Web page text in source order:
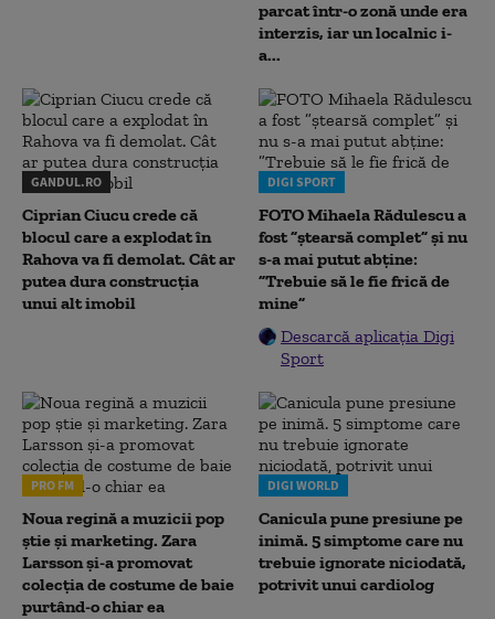
parcat într-o zonă unde era
interzis, iar un localnic i-
a...
GANDUL.RO
Ciprian Ciucu crede că
blocul care a explodat în
Rahova va fi demolat. Cât ar
putea dura construcția
unui alt imobil
DIGI SPORT
FOTO Mihaela Rădulescu a
fost ”ștearsă complet” și nu
s-a mai putut abține:
”Trebuie să le fie frică de
mine”
Descarcă aplicația Digi
Sport
PRO FM
Noua regină a muzicii pop
știe și marketing. Zara
Larsson și-a promovat
colecția de costume de baie
purtând-o chiar ea
DIGI WORLD
Canicula pune presiune pe
inimă. 5 simptome care nu
trebuie ignorate niciodată,
potrivit unui cardiolog